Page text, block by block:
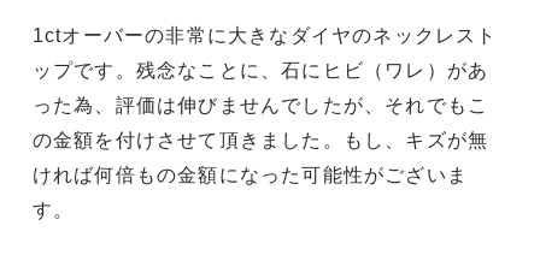
1ctオーバーの非常に大きなダイヤのネックレスト
ップです。残念なことに、石にヒビ（ワレ）があ
った為、評価は伸びませんでしたが、それでもこ
の金額を付けさせて頂きました。もし、キズが無
ければ何倍もの金額になった可能性がございま
す。